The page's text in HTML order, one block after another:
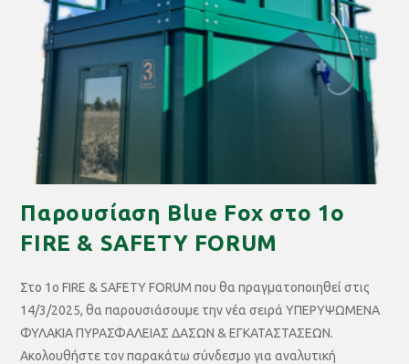
Παρουσίαση Blue Fox στο 1ο
FIRE & SAFETY FORUM
Στο 1ο FIRE & SAFETY FORUM που θα πραγματοποιηθεί στις
14/3/2025, θα παρουσιάσουμε την νέα σειρά ΥΠΕΡΥΨΩΜΕΝΑ
ΦΥΛΑΚΙΑ ΠΥΡΑΣΦΑΛΕΙΑΣ ΔΑΣΩΝ & ΕΓΚΑΤΑΣΤΑΣΕΩΝ.
Ακολουθήστε τον παρακάτω σύνδεσμο για αναλυτική